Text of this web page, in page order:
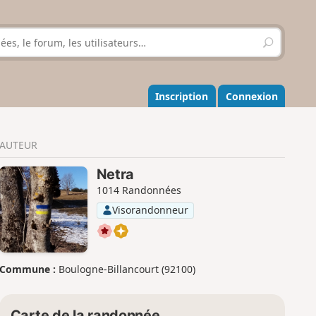
R
e
h
e
r
r
Inscription Connexion
AUTEUR
Netra
1014 Randonnées
Visorandonneur
Commune : Boulogne-Billancourt (92100)